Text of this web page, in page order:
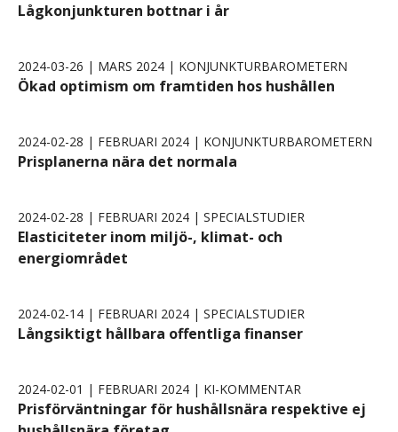
Lågkonjunkturen bottnar i år
2024-03-26 | MARS 2024 | KONJUNKTURBAROMETERN
Ökad optimism om framtiden hos hushållen
2024-02-28 | FEBRUARI 2024 | KONJUNKTURBAROMETERN
Prisplanerna nära det normala
2024-02-28 | FEBRUARI 2024 | SPECIALSTUDIER
Elasticiteter inom miljö-, klimat- och
energiområdet
2024-02-14 | FEBRUARI 2024 | SPECIALSTUDIER
Långsiktigt hållbara offentliga finanser
2024-02-01 | FEBRUARI 2024 | KI-KOMMENTAR
Prisförväntningar för hushållsnära respektive ej